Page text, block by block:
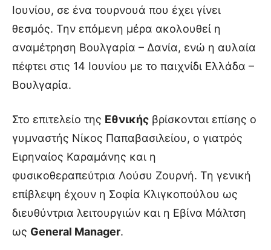
Ιουνίου, σε ένα τουρνουά που έχει γίνει
θεσμός. Την επόμενη μέρα ακολουθεί η
αναμέτρηση Βουλγαρία – Δανία, ενώ η αυλαία
πέφτει στις 14 Ιουνίου με το παιχνίδι Ελλάδα –
Βουλγαρία.
Στο επιτελείο της Εθνικής βρίσκονται επίσης ο
γυμναστής Νίκος Παπαβασιλείου, ο γιατρός
Ειρηναίος Καραμάνης και η
φυσικοθεραπεύτρια Λούσυ Ζουρνή. Τη γενική
επίβλεψη έχουν η Σοφία Κλιγκοπούλου ως
διευθύντρια λειτουργιών και η Εβίνα Μάλτση
ως General Manager.